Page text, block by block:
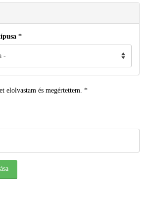
*
elolvastam és megértettem. *